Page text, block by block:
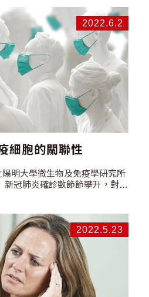
存庫，即可保證再生製劑的可
管機關核准之人體細胞保存庫，
醫療施行管理條
檢查檢驗醫療儀器施行或使用管
)成為正式的專法，不然特管辦
療法」的授權辦法來對醫療機
以委託細胞製備中心的方式對
產業界的管理並不完善，無法
四月申請特管辦法的再生醫療
院所超過40間，核准的細胞製
，對於細胞製備公司的要求及
確保凍存細胞的品質活性。另
中心，對於細胞凍存環境嚴格的
過衛福部特管法核准，是目前
。在專法通過後，這些細胞保
所需的民眾，提供服務。 延伸
聚以及跨國移動。但是各國基
隔離政策。如已宣布不需陰性
國感染人數及死亡人數依然攀升
策，也漸漸轉為寬鬆。因此感染
勝防。台灣截至今日(6/11)，小
中重度症狀的比例高於大於十歲
這個族群無疫苗可打、無藥可
多為家戶傳染[2]，因此如何讓
的責任。 基於日本照沼
Biomedicines」的論文中指出
(以下稱NK細胞)狀態與SARS-
體反應和疾病進展呈負相關
身上更發現NK細胞對於
記憶力，會產生特異反應。另
細胞，發現NK細胞數量多於中
可以減少發炎物質的分泌進而
19，自身的NK細胞扮演
，包含耗竭和功能障礙。耗竭
胞數量減少，尤其是CD56…
細胞的關聯性
2022.6.2
陽明大學微生物及免疫學研究所
2022.5.23